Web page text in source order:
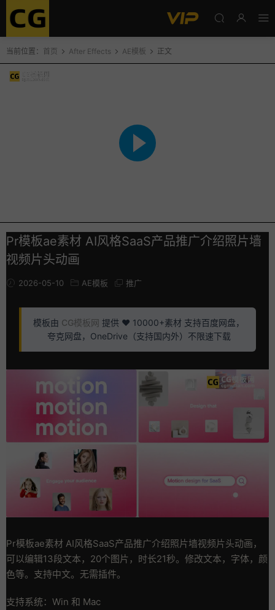
当前位置： 首页 After Effects AE模板 正文
Pr模板ae素材 AI风格SaaS产品推广介绍照片墙
视频片头动画
2026-05-10 AE模板 推广
模板由 CG模板网 提供 ❤️ 10000+素材 支持百度网盘，
夸克网盘，OneDrive（支持国内外）不限速下载
Pr模板ae素材 AI风格SaaS产品推广介绍照片墙视频片头动画，
可以编辑13段文本，20个图片，时长21秒。修改文本，字体，颜
色等。支持中文。无需插件。
支持系统：Win 和 Mac